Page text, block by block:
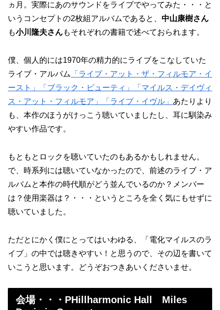
ヵ月。実際にあのサウンドをライブでやってみた・・・と
いうコンセプトの2枚組アルバムであると、 中山康樹さん
も小川隆夫さんもそれぞれの書籍で述べておられます。
僕、個人的には1970年の精力的にライブをこなしていた
ライブ・アルバム
「ライブ・アット・ザ・フィルモア・イ
ースト」
「ブラック・ビューティ」
「マイルス・デイヴィ
ス・アット・フィルモア」
「ライブ・イヴル」 あたりより
も、本作のほうがけっこう聴いていましたし、耳に馴染み
やすい作品です。
もともとロックを聴いていたのもあるかもしれません。
で、時系列には聴いていなかったので、前述のライブ・ア
ルバムと本作の時代順がどう並んでいるのか？メンバー
は？使用楽器は？・・・というところを全く気にもせずに
聴いていました。
ただとにかく僕にとってはいわゆる、「電化マイルスのラ
イブ」の中では聴きやすい！と思うので、その辺を書いて
いこうと思います。どうぞおつきあいくださいませ。
会場・・・PHillharmonic Hall Miles